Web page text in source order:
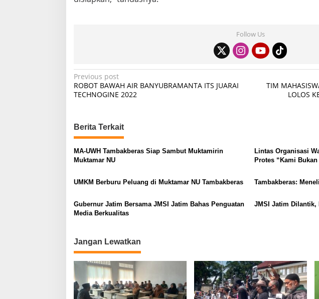
Follow Us
P
o
t
n
a
v
i
a
t
o
n
Previous post
ROBOT BAWAH AIR BANYUBRAMANTA ITS JUARAI
TECHNOGINE 2022
TIM
LOLOS
Berita Terkait
MA-UWH Tambakberas Siap Sambut Muktamirin
Muktamar NU
Lintas Organisasi
Protes “Kami
UMKM Berburu Peluang di Muktamar NU Tambakberas Tambakberas:
Gubernur Jatim Bersama JMSI Jatim Bahas Penguatan
Media Berkualitas
JMSI Jatim Dilantik,
Jangan Lewatkan